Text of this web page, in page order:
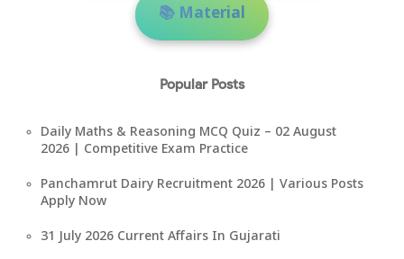
📚 Material
Popular Posts
Daily Maths & Reasoning MCQ Quiz – 02 August
2026 | Competitive Exam Practice
Panchamrut Dairy Recruitment 2026 | Various Posts
Apply Now
31 July 2026 Current Affairs In Gujarati